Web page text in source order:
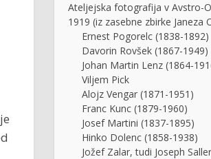
Ateljejska fotografija v Avstro-
1919 (iz zasebne zbirke Janeza
Ernest Pogorelc (1838-1892)
Davorin Rovšek (1867-1949)
Johan Martin Lenz (1864-
Viljem Pick
Alojz Vengar (1871-1951)
Franc Kunc (1879-1960)
Josef Martini (1837-1895)
Hinko Dolenc (1858-1938)
Jožef Zalar, tudi Joseph